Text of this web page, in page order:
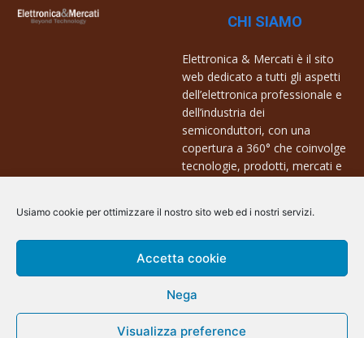
Usiamo cookie per ottimizzare il nostro sito web ed i nostri servizi.
Accetta cookie
Nega
Visualizza preference
CHI SIAMO
Elettronica & Mercati è il sito
web dedicato a tutti gli aspetti
dell’elettronica professionale e
dell’industria dei
semiconduttori, con una
copertura a 360° che coinvolge
tecnologie, prodotti, mercati e
Contatti:
info@arscommunication.it
@ArsCommunication 2023